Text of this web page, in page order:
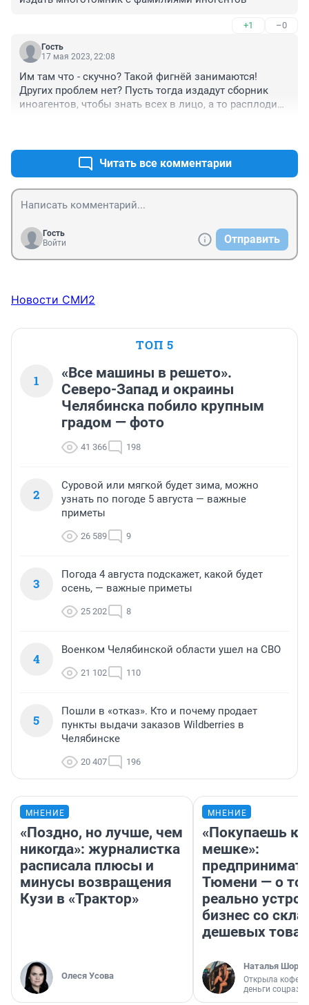
+1 –0
Гость
17 мая 2023, 22:08
Им там что - скучно? Такой фигнёй занимаются!
Других проблем нет? Пусть тогда издадут сборник
иноагентов, чтобы знать всех в лицо, а то расплодили
Читать все комментарии
Гость
Войти
Отправить
Новости СМИ2
ТОП 5
1
«Все машины в решето».
Северо-Запад и окраины
Челябинска побило крупным
градом — фото
41 366 198
2
Суровой или мягкой будет зима, можно
узнать по погоде 5 августа — важные
приметы
26 589 9
3
Погода 4 августа подскажет, какой будет
осень, — важные приметы
25 202 8
4
Военком Челябинской области ушел на СВО
21 102 110
5
Пошли в «отказ». Кто и почему продает
пункты выдачи заказов Wildberries в
Челябинске
20 407 196
МНЕНИЕ
«Поздно, но лучше, чем
никогда»: журналистка
расписала плюсы и
минусы возвращения
Кузи в «Трактор»
Олеся Усова
МНЕНИЕ
«Покупаешь
мешке»:
Тюмени — о
реально
бизнес со
дешевых
Наталья
Открыла
деньги